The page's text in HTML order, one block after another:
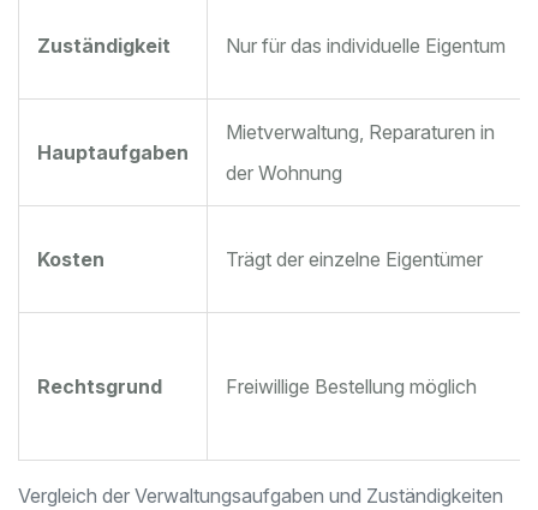
Vergleich der Verwaltungsaufgaben und Zuständigkeiten
Zuständigkeit Nur für das individuelle Eigentum
Hauptaufgaben
Mietverwaltung, Reparaturen in
der Wohnung
Kosten Trägt der einzelne Eigentümer
Rechtsgrund Freiwillige Bestellung möglich